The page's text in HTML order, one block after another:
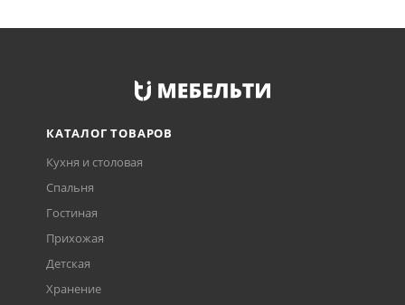
КАТАЛОГ ТОВАРОВ
Кухня и столовая
Спальня
Гостиная
Прихожая
Детская
Хранение